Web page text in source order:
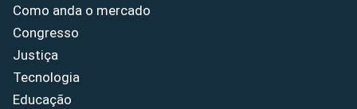
Como anda o mercado
Congresso
Justiça
Tecnologia
Educação